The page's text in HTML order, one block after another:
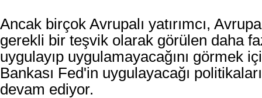
Ancak birçok Avrupalı yatırımcı,
gerekli bir teşvik olarak görülen daha
uygulayıp uygulamayacağını görmek
Bankası Fed'in uygulayacağı
devam ediyor.